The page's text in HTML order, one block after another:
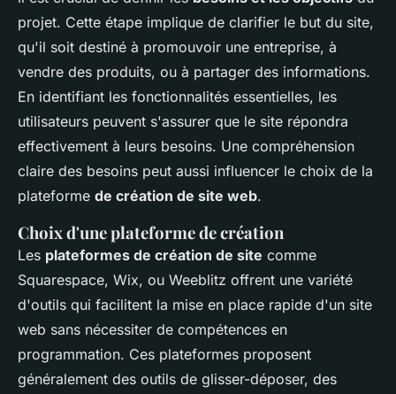
projet. Cette étape implique de clarifier le but du site,
qu'il soit destiné à promouvoir une entreprise, à
vendre des produits, ou à partager des informations.
En identifiant les fonctionnalités essentielles, les
utilisateurs peuvent s'assurer que le site répondra
effectivement à leurs besoins. Une compréhension
claire des besoins peut aussi influencer le choix de la
plateforme de création de site web.
Choix d'une plateforme de création
Les plateformes de création de site comme
Squarespace, Wix, ou Weeblitz offrent une variété
d'outils qui facilitent la mise en place rapide d'un site
web sans nécessiter de compétences en
programmation. Ces plateformes proposent
généralement des outils de glisser-déposer, des